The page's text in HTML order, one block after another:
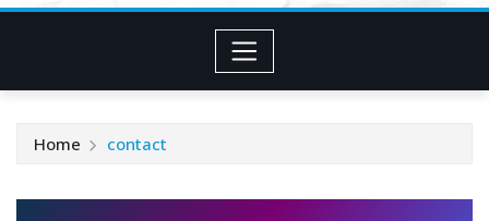
Home contact